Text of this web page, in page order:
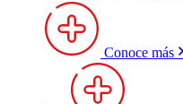
Conoce más